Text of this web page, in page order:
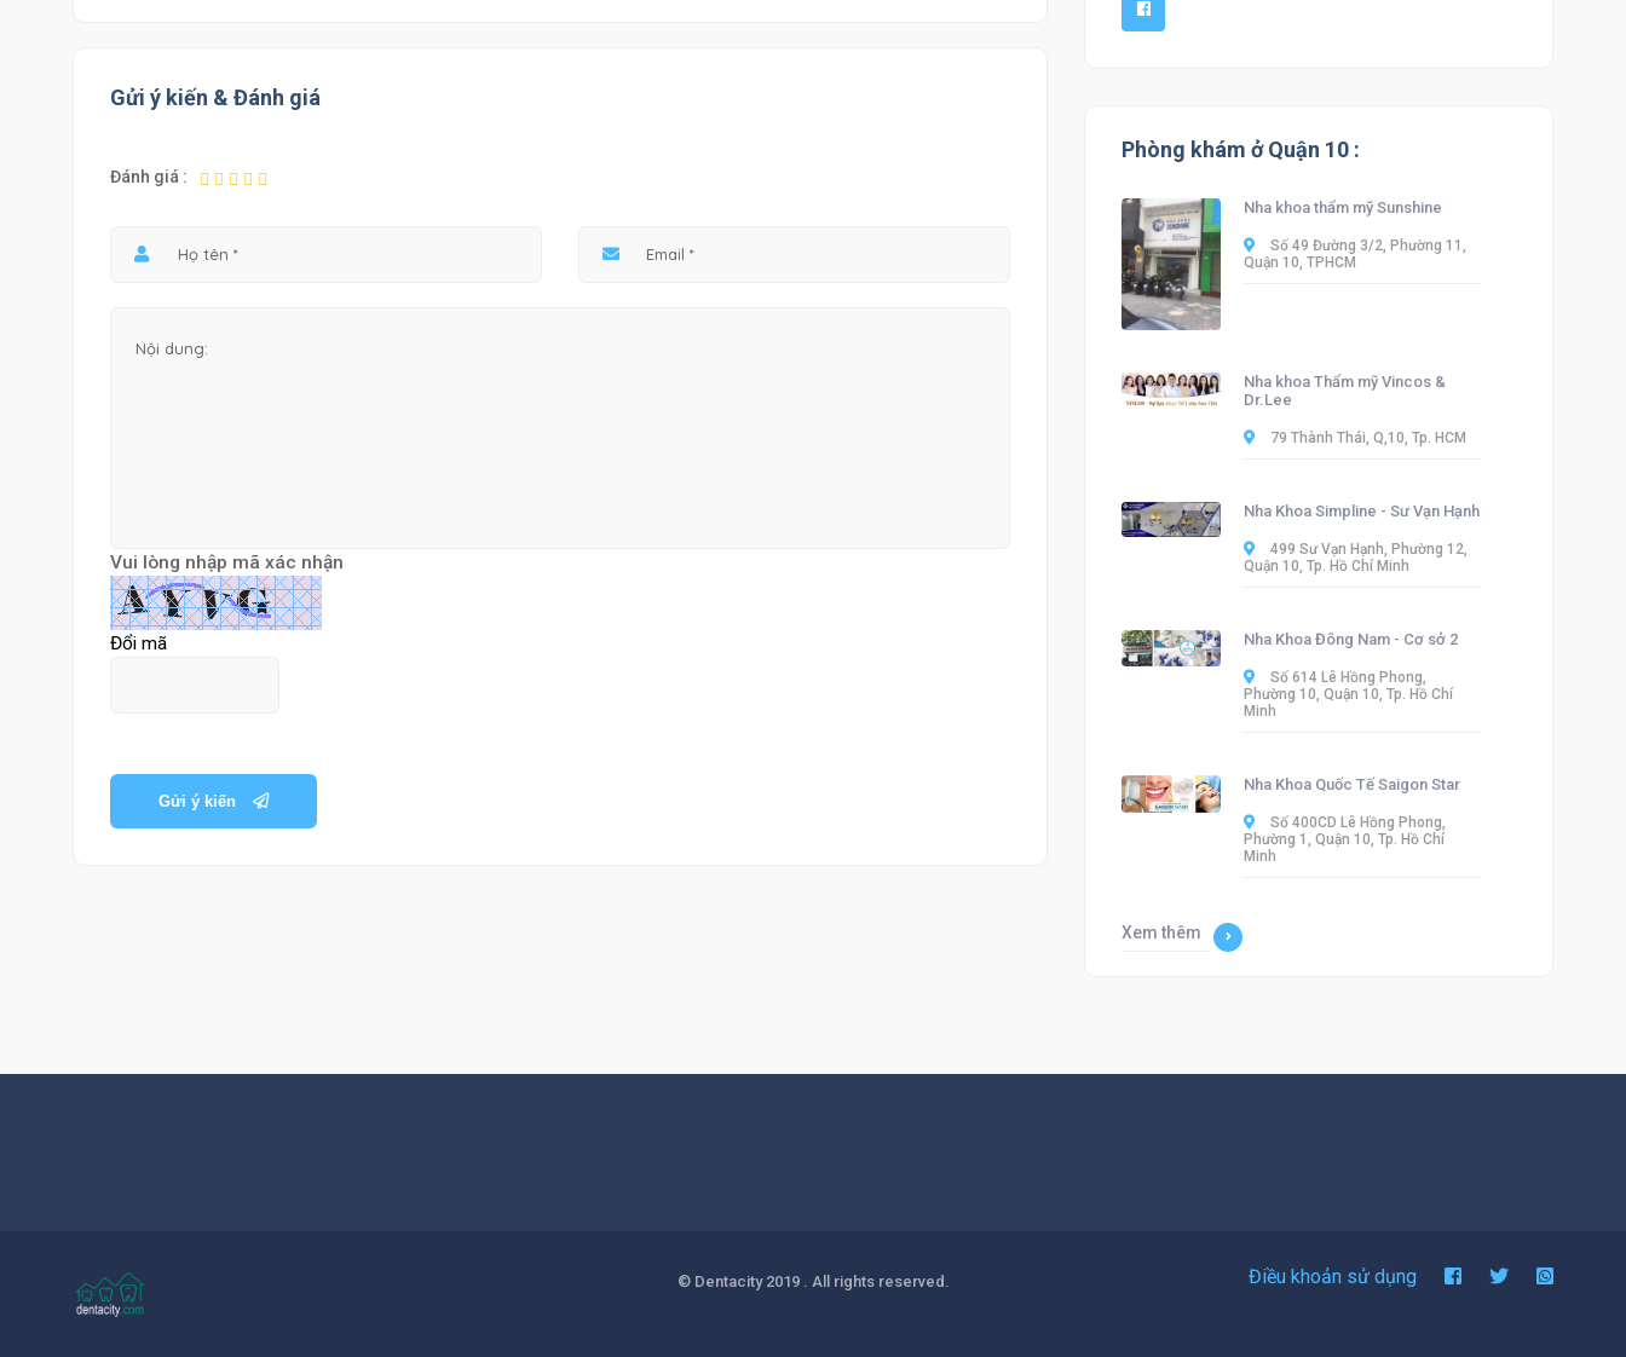
Gửi ý kiến & Đánh giá
Đánh giá :
Vui lòng nhập mã xác nhận
Đổi mã
Gửi ý kiến
Phòng khám ở Quận 10 :
Nha khoa thẩm mỹ Sunshine
Số 49 Đường 3/2, Phường 11,
Quận 10, TPHCM
Nha khoa Thẩm mỹ Vincos &
Dr.Lee
79 Thành Thái, Q,10, Tp. HCM
Nha Khoa Simpline - Sư Vạn Hạnh
499 Sư Vạn Hạnh, Phường 12,
Quận 10, Tp. Hồ Chí Minh
Nha Khoa Đông Nam - Cơ sở 2
Số 614 Lê Hồng Phong,
Phường 10, Quận 10, Tp. Hồ Chí
Minh
Nha Khoa Quốc Tế Saigon Star
Số 400CD Lê Hồng Phong,
Phường 1, Quận 10, Tp. Hồ Chí
Minh
Xem thêm
© Dentacity 2019 . All rights reserved. Điều khoản sử dụng